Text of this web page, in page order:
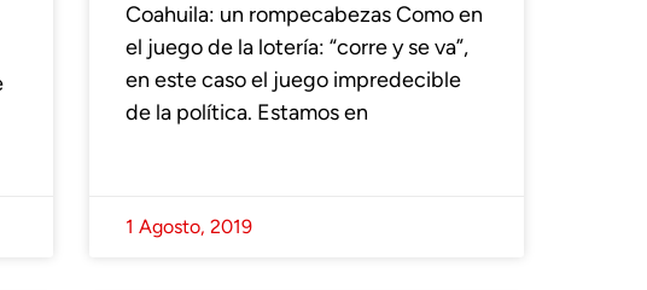
Coahuila: un rompecabezas Como en
el juego de la lotería: “corre y se va”,
en este caso el juego impredecible
de la política. Estamos en
1 Agosto, 2019